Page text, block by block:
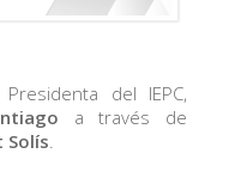
del IEPC,
a través de
Solís